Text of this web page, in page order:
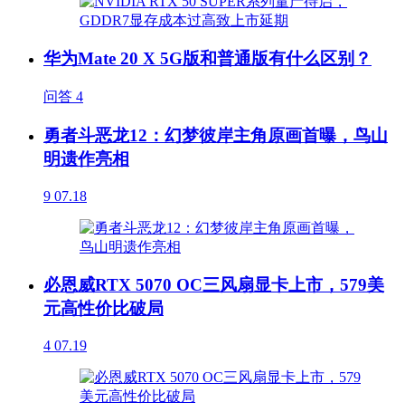
华为Mate 20 X 5G版和普通版有什么区别？
问答 4
勇者斗恶龙12：幻梦彼岸主角原画首曝，鸟山
明遗作亮相
9 07.18
必恩威RTX 5070 OC三风扇显卡上市，579美
元高性价比破局
4 07.19